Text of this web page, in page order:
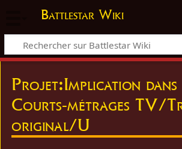
Battlestar Wiki
Projet:Implication dans
Courts-métrages TV/
original/U